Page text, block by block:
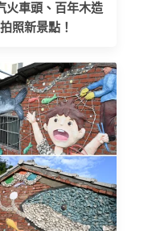
火車頭、百年木造
照新景點！